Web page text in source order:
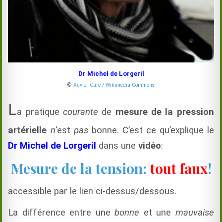
Dr Michel de Lorgeril
© Xavier Caré / Wikimedia Commons
La pratiquecourante de mesure de la pression
artérielle n’est pasbonne. C’est ce qu’explique le
Dr Michel de Lorgeril dans unevidéo:
Mesure de la tension:tout faux!
accessible par le lien ci-dessus/dessous.
La différence entre unebonne et une mauvaise